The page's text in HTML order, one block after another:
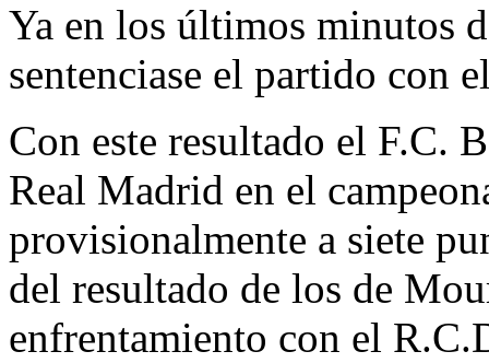
Ya en los últimos minutos
sentenciase el partido con
Con este resultado el F.C.
Real Madrid en el
provisionalmente a siete
del resultado de los de
enfrentamiento con el